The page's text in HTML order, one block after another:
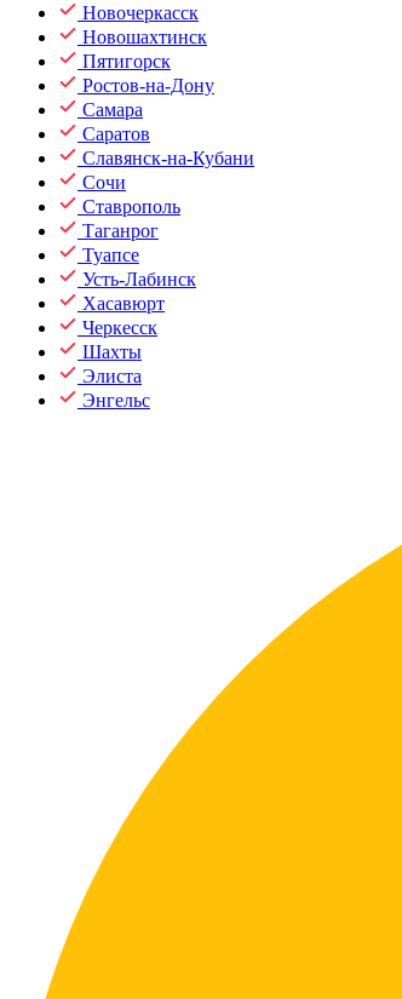
Новочеркасск
Новошахтинск
Пятигорск
Ростов-на-Дону
Самара
Саратов
Славянск-на-Кубани
Сочи
Ставрополь
Таганрог
Туапсе
Усть-Лабинск
Хасавюрт
Черкесск
Шахты
Элиста
Энгельс